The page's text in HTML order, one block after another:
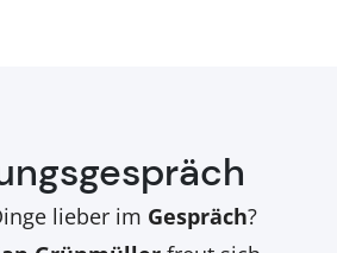
lieber im Gespräch?